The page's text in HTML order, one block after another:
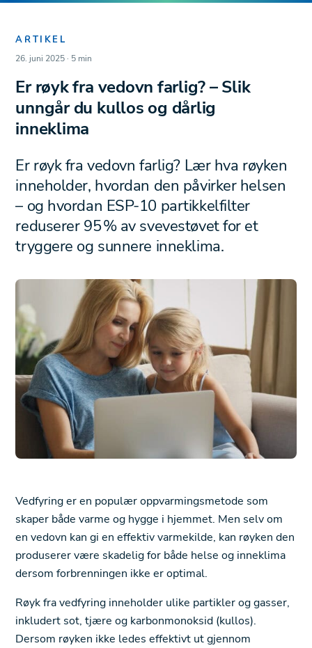
ARTIKEL
26. juni 2025 · 5 min
Er røyk fra vedovn farlig? – Slik
unngår du kullos og dårlig
inneklima
Er røyk fra vedovn farlig? Lær hva røyken
inneholder, hvordan den påvirker helsen
– og hvordan ESP-10 partikkelfilter
reduserer 95 % av svevestøvet for et
tryggere og sunnere inneklima.
Vedfyring er en populær oppvarmingsmetode som
skaper både varme og hygge i hjemmet. Men selv om
en vedovn kan gi en effektiv varmekilde, kan røyken den
produserer være skadelig for både helse og inneklima
dersom forbrenningen ikke er optimal.
Røyk fra vedfyring inneholder ulike partikler og gasser,
inkludert sot, tjære og karbonmonoksid (kullos).
Dersom røyken ikke ledes effektivt ut gjennom